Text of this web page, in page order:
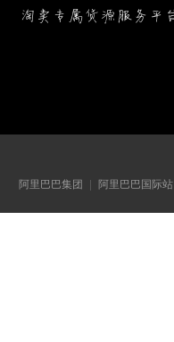
阿里巴巴集团
阿里巴巴国际站